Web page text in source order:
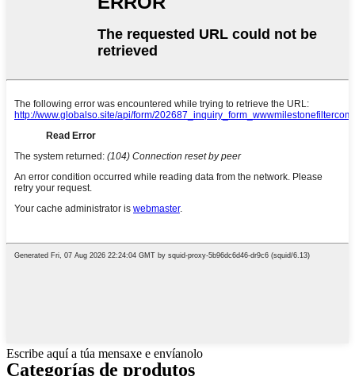
Escribe aquí a túa mensaxe e envíanolo
Categorías de produtos